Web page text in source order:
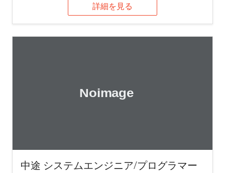
詳細を見る
中途 システムエンジニア/プログラマー